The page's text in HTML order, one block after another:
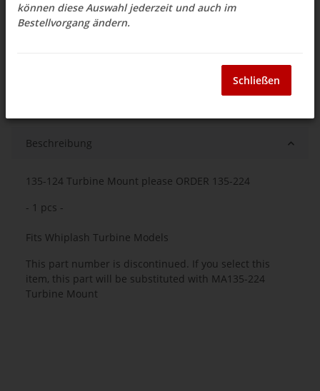
Beschreibung
135-124 Turbine Mount please ORDER 135-224
- 1 pcs -
Fits Whiplash Turbine Models
This part number is discontinued. If you select this
item, this part will be substituted with MA135-224
Turbine Mount
können diese Auswahl jederzeit und auch im
Bestellvorgang ändern.
Schließen